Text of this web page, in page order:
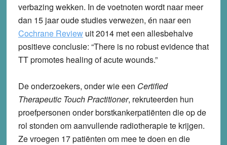
verbazing wekken. In de voetnoten wordt naar meer
dan 15 jaar oude studies verwezen, én naar een
Cochrane Reviewuit 2014 met een allesbehalve
positieve conclusie: “There is no robust evidence that
TT promotes healing of acute wounds.”
De onderzoekers, onder wie een Certified
Therapeutic Touch Practitioner, rekruteerden hun
proefpersonen onder borstkankerpatiënten die op de
rol stonden om aanvullende radiotherapie te krijgen.
Ze vroegen 17 patiënten om mee te doen en die